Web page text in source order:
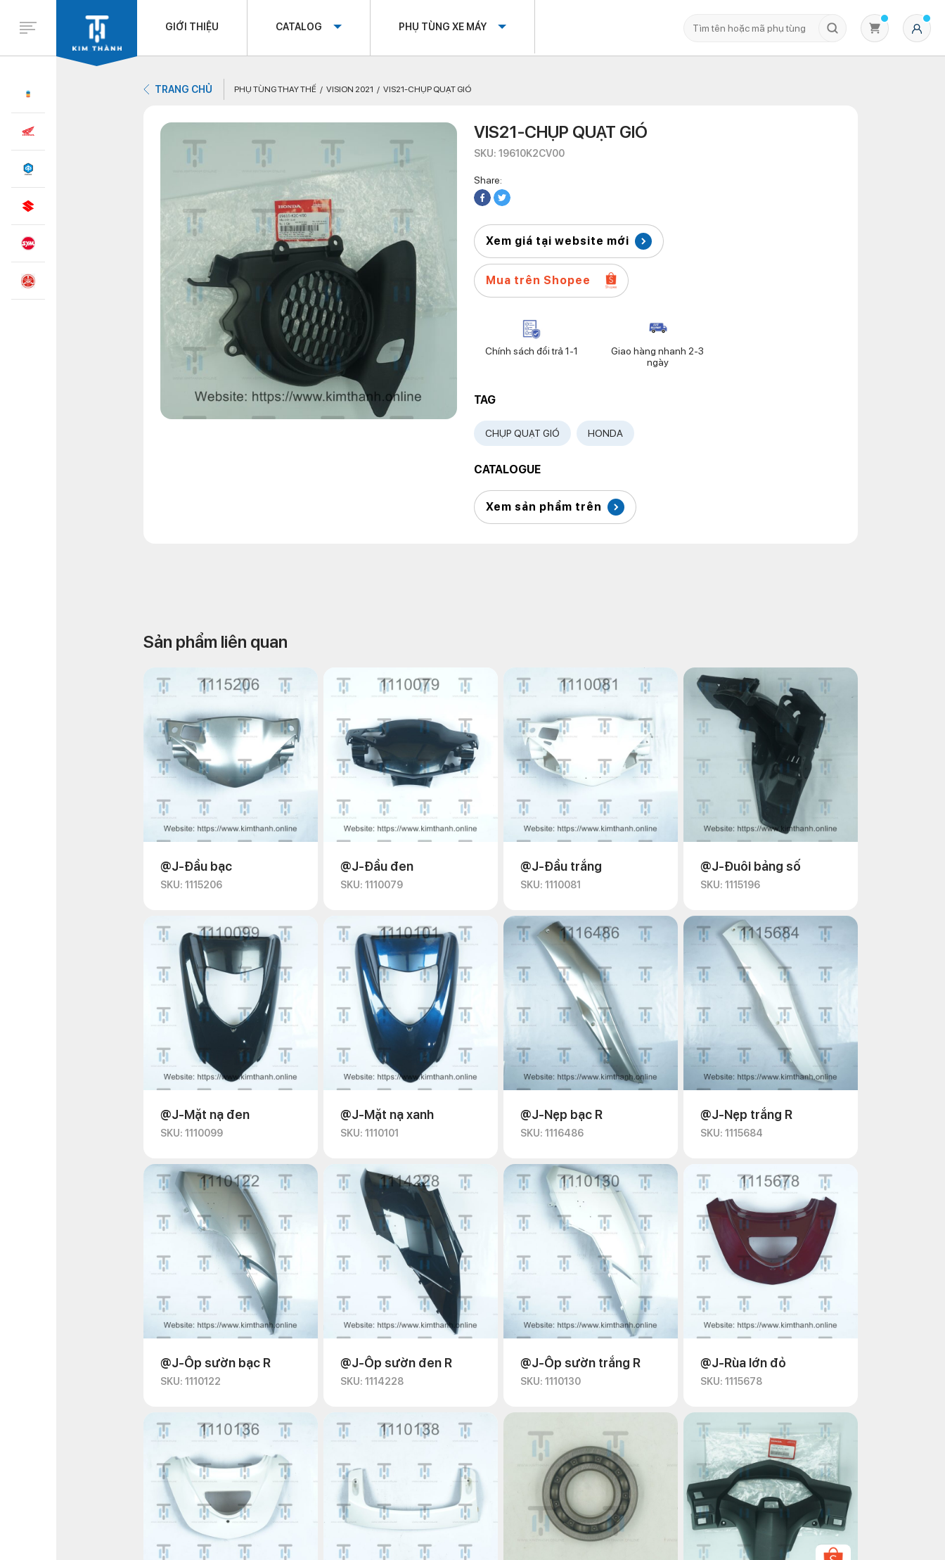
GIỚI THIỆU CATALOG PHỤ TÙNG XE MÁY
TRANG CHỦ PHỤ TÙNG THAY THẾ VISION 2021 VIS21-CHỤP QUẠT GIÓ
VIS21-CHỤP QUẠT GIÓ
SKU: 19610K2CV00
Share:
Xem giá tại website mới
Mua trên Shopee
Chính sách đổi trả 1-1
Giao hàng nhanh 2-3
ngày
TAG
CHỤP QUẠT GIÓ HONDA
CATALOGUE
Xem sản phẩm trên
Sản phẩm liên quan
@J-Đầu bạc
SKU: 1115206
@J-Đầu đen
SKU: 1110079
@J-Đầu trắng
SKU: 1110081
@J-Đuôi bảng số
SKU: 1115196
@J-Mặt nạ đen
SKU: 1110099
@J-Mặt nạ xanh
SKU: 1110101
@J-Nẹp bạc R
SKU: 1116486
@J-Nẹp trắng R
SKU: 1115684
@J-Ốp sườn bạc R
SKU: 1110122
@J-Ốp sườn đen R
SKU: 1114228
@J-Ốp sườn trắng R
SKU: 1110130
@J-Rùa lớn đỏ
SKU: 1115678